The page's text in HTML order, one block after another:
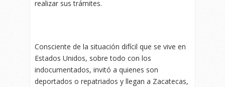
realizar sus trámites.
Consciente de la situación difícil que se vive en
Estados Unidos, sobre todo con los
indocumentados, invitó a quienes son
deportados o repatriados y llegan a Zacatecas,